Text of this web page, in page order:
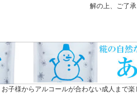
解の上、ご了
お子様からアルコールが合わない成人まで